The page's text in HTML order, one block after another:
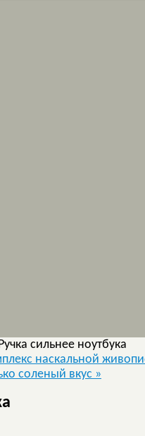
сильнее ноутбука
наскальной
соленый вкус »